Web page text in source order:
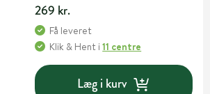
269 kr.
Få leveret
Klik & Hent i11 centre
Læg i kurv